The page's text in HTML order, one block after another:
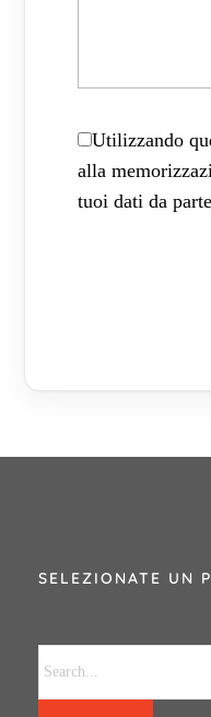
Utilizzando
alla
tuoi dati da
SELEZIONATE UN